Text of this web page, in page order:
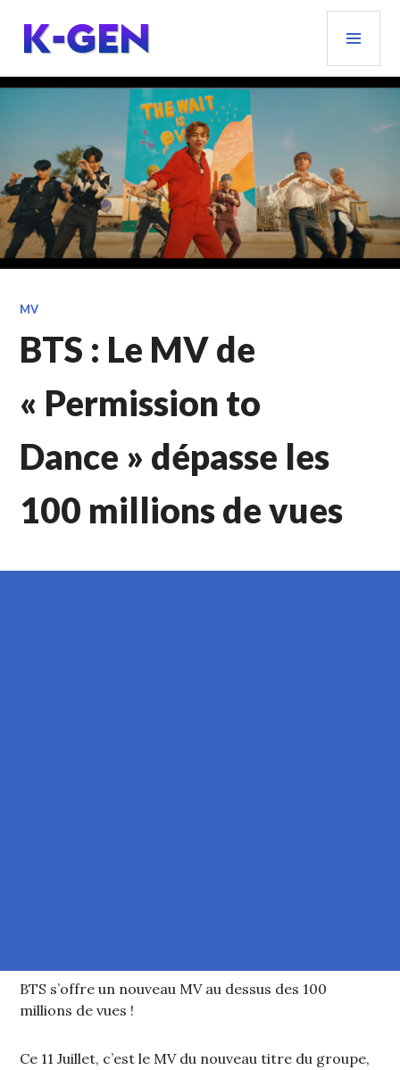
contenu
principal
K-GEN
MV
BTS : Le MV de
« Permission to
Dance » dépasse les
100 millions de vues
BTS s’offre un nouveau MV au dessus des 100
millions de vues !
Ce 11 Juillet, c’est le MV du nouveau titre du groupe,